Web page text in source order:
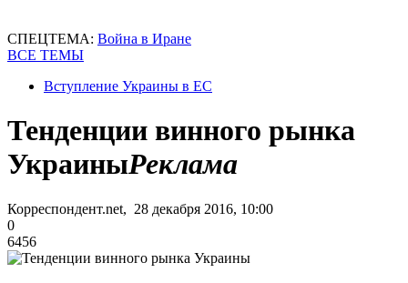
СПЕЦТЕМА: Война в Иране
ВСЕ ТЕМЫ
Вступление Украины в ЕС
Тенденции винного рынка
УкраиныРеклама
Корреспондент.net, 28 декабря 2016, 10:00
0
6456